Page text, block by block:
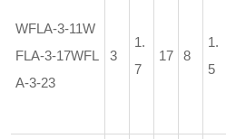
WFLA-3-11W
FLA-3-17WFL
A-3-23
3
1.
7
17 8
1.
5